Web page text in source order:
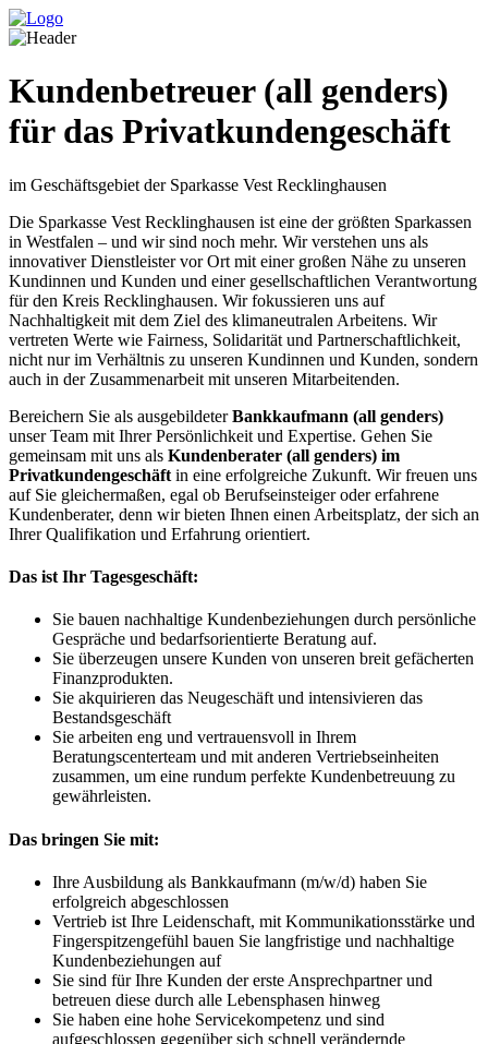
Kundenbetreuer (all genders)
für das Privatkundengeschäft
im Geschäftsgebiet der Sparkasse Vest Recklinghausen
Die Sparkasse Vest Recklinghausen ist eine der größten Sparkassen
in Westfalen – und wir sind noch mehr. Wir verstehen uns als
innovativer Dienstleister vor Ort mit einer großen Nähe zu unseren
Kundinnen und Kunden und einer gesellschaftlichen Verantwortung
für den Kreis Recklinghausen. Wir fokussieren uns auf
Nachhaltigkeit mit dem Ziel des klimaneutralen Arbeitens. Wir
vertreten Werte wie Fairness, Solidarität und Partnerschaftlichkeit,
nicht nur im Verhältnis zu unseren Kundinnen und Kunden, sondern
auch in der Zusammenarbeit mit unseren Mitarbeitenden.
Bereichern Sie als ausgebildeterBankkaufmann (all genders)
unser Team mit Ihrer Persönlichkeit und Expertise. Gehen Sie
gemeinsam mit uns als Kundenberater (all genders) im
Privatkundengeschäft in eine erfolgreiche Zukunft. Wir freuen uns
auf Sie gleichermaßen, egal ob Berufseinsteiger oder erfahrene
Kundenberater, denn wir bieten Ihnen einen Arbeitsplatz, der sich an
Ihrer Qualifikation und Erfahrung orientiert.
Das ist Ihr Tagesgeschäft:
Sie bauen nachhaltige Kundenbeziehungen durch persönliche
Gespräche und bedarfsorientierte Beratung auf.
Sie überzeugen unsere Kunden von unseren breit gefächerten
Finanzprodukten.
Sie akquirieren das Neugeschäft und intensivieren das
Bestandsgeschäft
Sie arbeiten eng und vertrauensvoll in Ihrem
Beratungscenterteam und mit anderen Vertriebseinheiten
zusammen, um eine rundum perfekte Kundenbetreuung zu
gewährleisten.
Das bringen Sie mit:
Ihre Ausbildung als Bankkaufmann (m/w/d) haben Sie
erfolgreich abgeschlossen
Vertrieb ist Ihre Leidenschaft, mit Kommunikationsstärke und
Fingerspitzengefühl bauen Sie langfristige und nachhaltige
Kundenbeziehungen auf
Sie sind für Ihre Kunden der erste Ansprechpartner und
betreuen diese durch alle Lebensphasen hinweg
Sie haben eine hohe Servicekompetenz und sind
aufgeschlossen gegenüber sich schnell verändernde